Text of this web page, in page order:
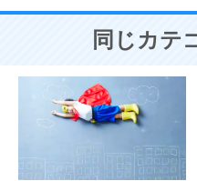
同じカテ